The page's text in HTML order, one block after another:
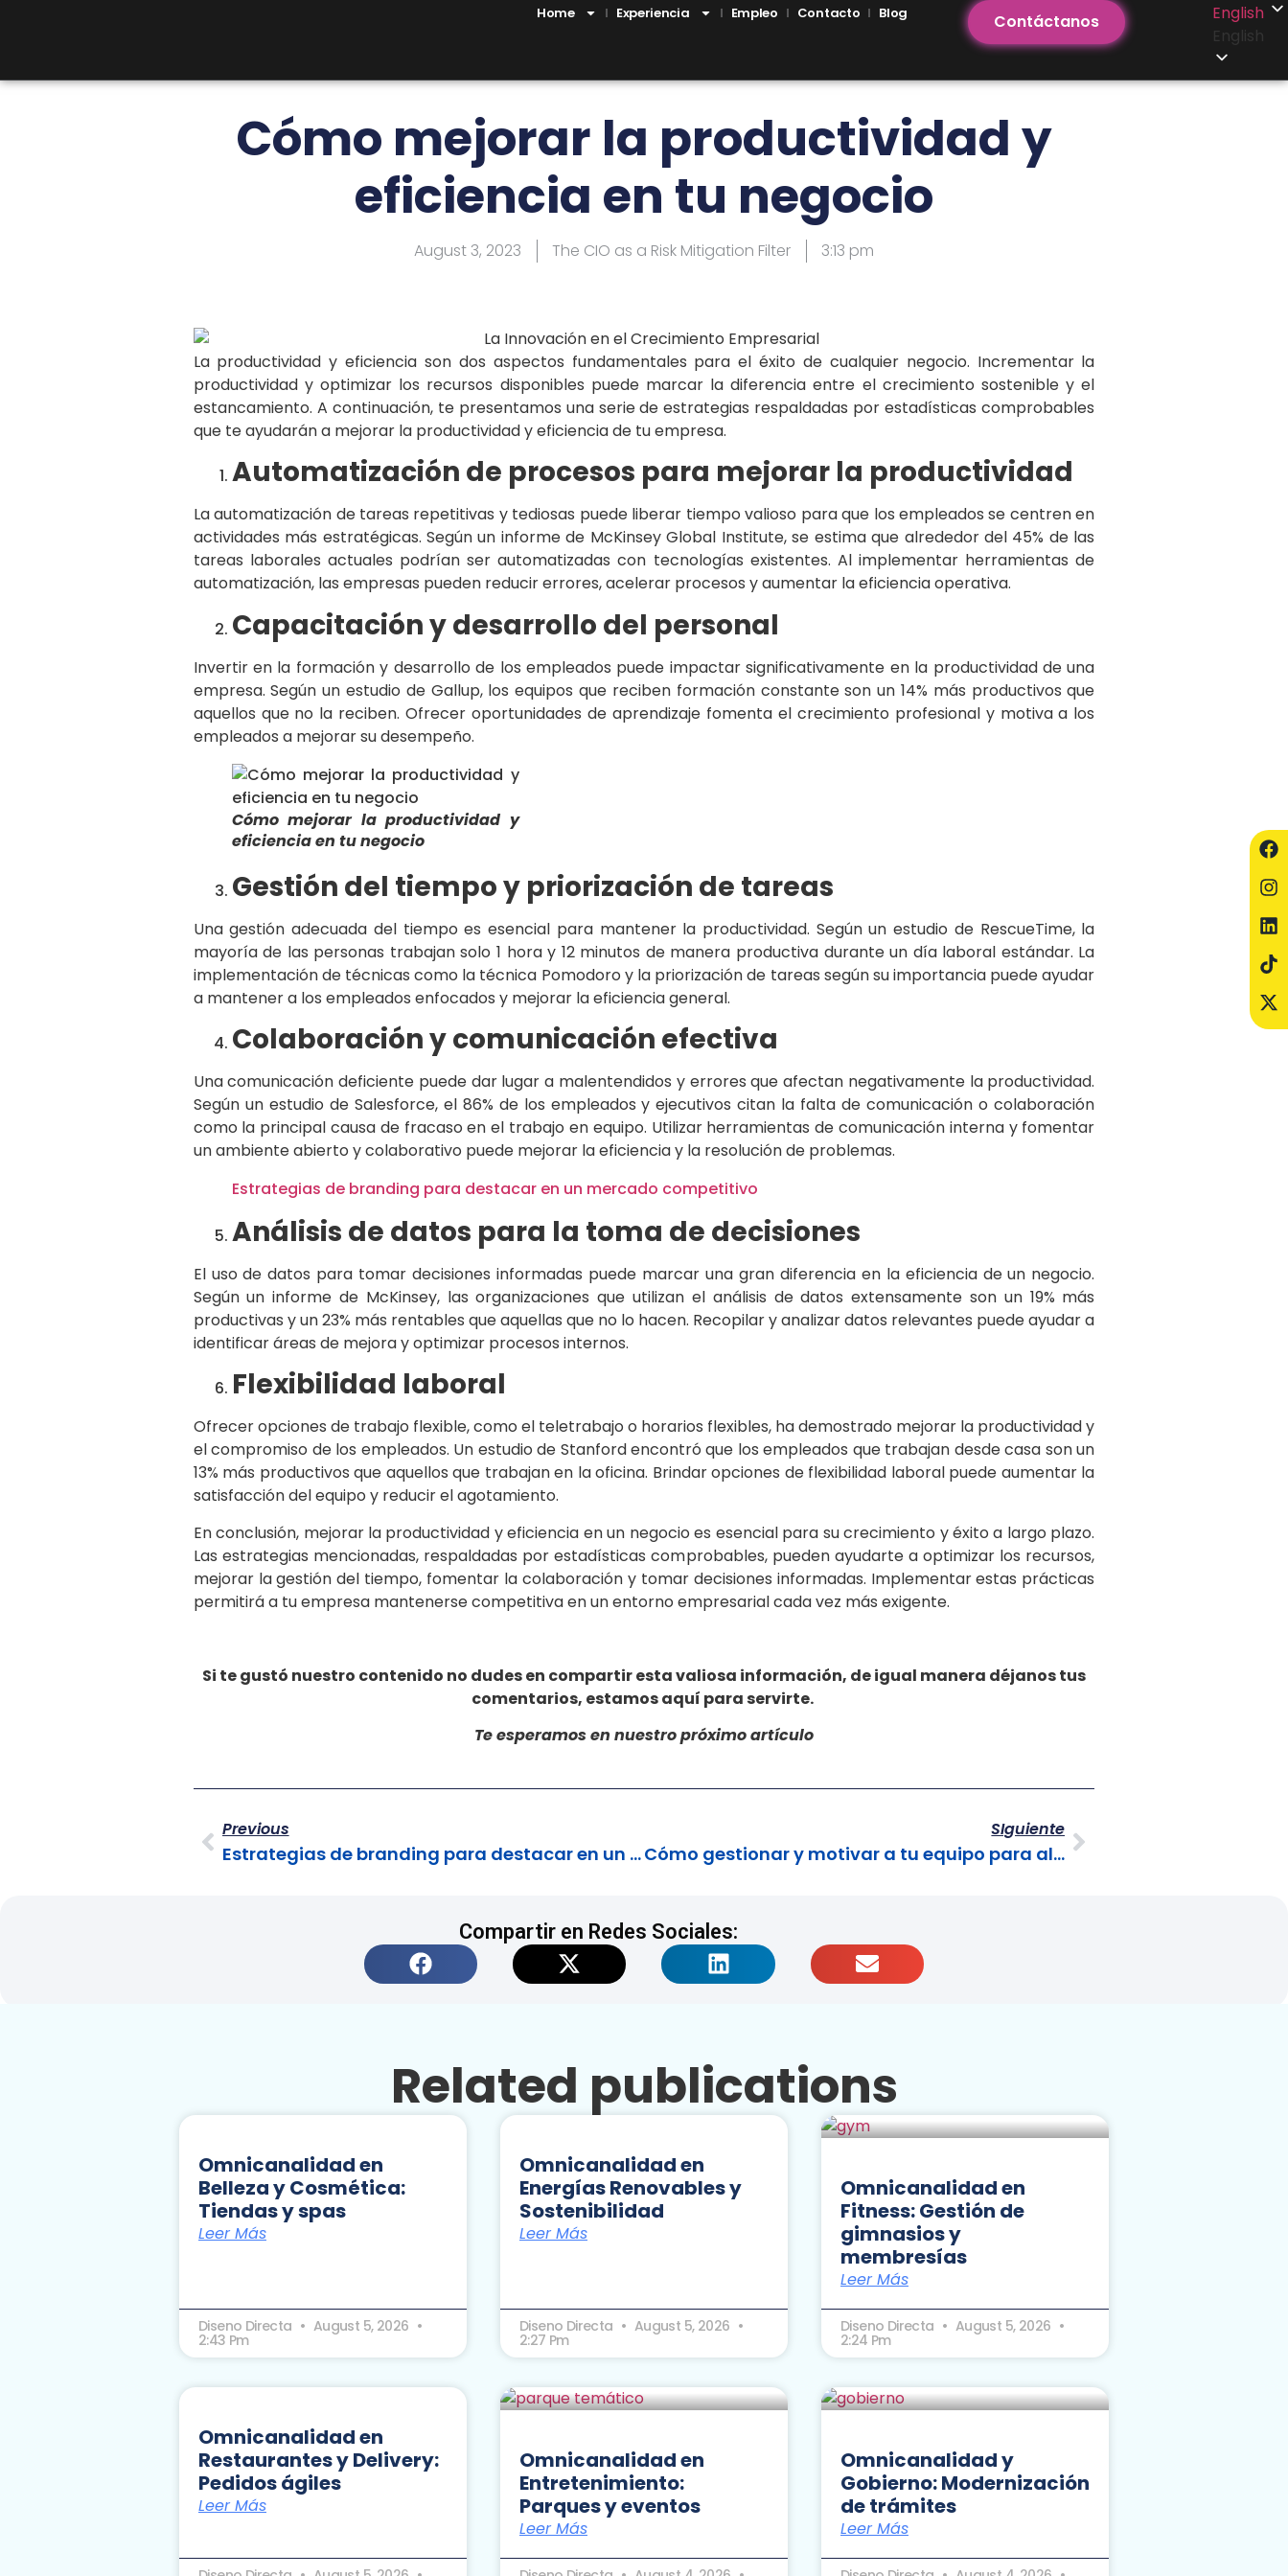
Contáctanos
English
English
Home Experiencia Empleo Contacto Blog
Cómo mejorar la productividad y
eficiencia en tu negocio
August 3, 2023 The CIO as a Risk Mitigation Filter 3:13 pm
La productividad y eficiencia son dos aspectos fundamentales para el éxito de cualquier negocio. Incrementar la
productividad y optimizar los recursos disponibles puede marcar la diferencia entre el crecimiento sostenible y el
estancamiento. A continuación, te presentamos una serie de estrategias respaldadas por estadísticas comprobables
que te ayudarán a mejorar la productividad y eficiencia de tu empresa.
Automatización de procesos para mejorar la productividad
La automatización de tareas repetitivas y tediosas puede liberar tiempo valioso para que los empleados se centren en
actividades más estratégicas. Según un informe de McKinsey Global Institute, se estima que alrededor del 45% de las
tareas laborales actuales podrían ser automatizadas con tecnologías existentes. Al implementar herramientas de
automatización, las empresas pueden reducir errores, acelerar procesos y aumentar la eficiencia operativa.
Capacitación y desarrollo del personal
Invertir en la formación y desarrollo de los empleados puede impactar significativamente en la productividad de una
empresa. Según un estudio de Gallup, los equipos que reciben formación constante son un 14% más productivos que
aquellos que no la reciben. Ofrecer oportunidades de aprendizaje fomenta el crecimiento profesional y motiva a los
empleados a mejorar su desempeño.
Cómo mejorar la productividad y
eficiencia en tu negocio
Gestión del tiempo y priorización de tareas
Una gestión adecuada del tiempo es esencial para mantener la productividad. Según un estudio de RescueTime, la
mayoría de las personas trabajan solo 1 hora y 12 minutos de manera productiva durante un día laboral estándar. La
implementación de técnicas como la técnica Pomodoro y la priorización de tareas según su importancia puede ayudar
a mantener a los empleados enfocados y mejorar la eficiencia general.
Colaboración y comunicación efectiva
Una comunicación deficiente puede dar lugar a malentendidos y errores que afectan negativamente la productividad.
Según un estudio de Salesforce, el 86% de los empleados y ejecutivos citan la falta de comunicación o colaboración
como la principal causa de fracaso en el trabajo en equipo. Utilizar herramientas de comunicación interna y fomentar
un ambiente abierto y colaborativo puede mejorar la eficiencia y la resolución de problemas.
Estrategias de branding para destacar en un mercado competitivo
Análisis de datos para la toma de decisiones
El uso de datos para tomar decisiones informadas puede marcar una gran diferencia en la eficiencia de un negocio.
Según un informe de McKinsey, las organizaciones que utilizan el análisis de datos extensamente son un 19% más
productivas y un 23% más rentables que aquellas que no lo hacen. Recopilar y analizar datos relevantes puede ayudar a
identificar áreas de mejora y optimizar procesos internos.
Flexibilidad laboral
Ofrecer opciones de trabajo flexible, como el teletrabajo o horarios flexibles, ha demostrado mejorar la productividad y
el compromiso de los empleados. Un estudio de Stanford encontró que los empleados que trabajan desde casa son un
13% más productivos que aquellos que trabajan en la oficina. Brindar opciones de flexibilidad laboral puede aumentar la
satisfacción del equipo y reducir el agotamiento.
En conclusión, mejorar la productividad y eficiencia en un negocio es esencial para su crecimiento y éxito a largo plazo.
Las estrategias mencionadas, respaldadas por estadísticas comprobables, pueden ayudarte a optimizar los recursos,
mejorar la gestión del tiempo, fomentar la colaboración y tomar decisiones informadas. Implementar estas prácticas
permitirá a tu empresa mantenerse competitiva en un entorno empresarial cada vez más exigente.
Si te gustó nuestro contenido no dudes en compartir esta valiosa información, de igual manera déjanos tus
comentarios, estamos aquí para servirte.
Te esperamos en nuestro próximo artículo
Previous
Estrategias de branding para destacar en un mercado competitivo
SIguiente
Cómo gestionar y motivar a tu equipo para alcanzar el éxito
Compartir en Redes Sociales:
Related publications
Omnicanalidad en
Belleza y Cosmética:
Tiendas y spas
Leer Más
Diseno Directa August 5, 2026
2:43 Pm
Omnicanalidad en
Energías Renovables y
Sostenibilidad
Leer Más
Diseno Directa August 5, 2026
2:27 Pm
Omnicanalidad en
Fitness: Gestión de
gimnasios y
membresías
Leer Más
Diseno Directa August 5, 2026
2:24 Pm
Omnicanalidad en
Restaurantes y Delivery:
Pedidos ágiles
Leer Más
Omnicanalidad en
Entretenimiento:
Parques y eventos
Leer Más
Omnicanalidad y
Gobierno: Modernización
de trámites
Leer Más